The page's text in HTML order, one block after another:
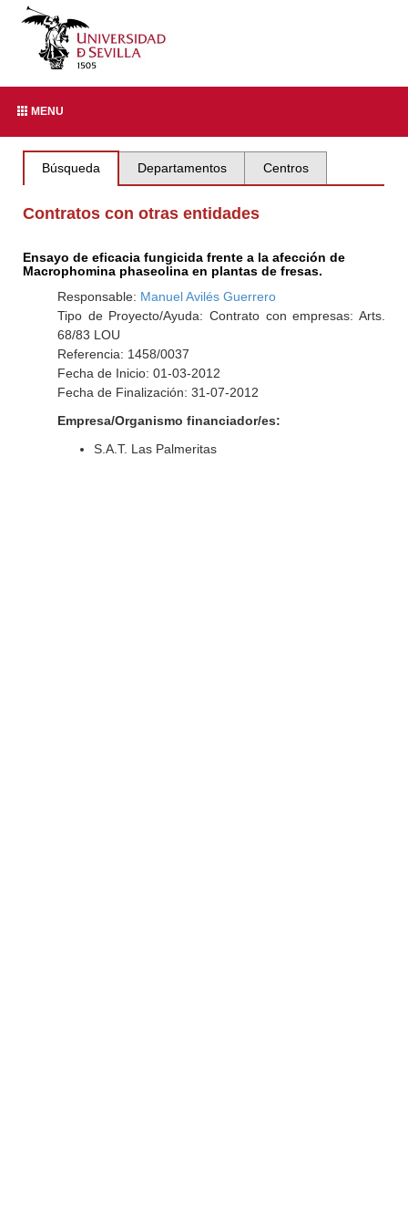
MENU
Búsqueda Departamentos Centros
Contratos con otras entidades
Ensayo de eficacia fungicida frente a la afección de
Macrophomina phaseolina en plantas de fresas.
Responsable: Manuel Avilés Guerrero
Tipo de Proyecto/Ayuda: Contrato con empresas: Arts.
68/83 LOU
Referencia: 1458/0037
Fecha de Inicio: 01-03-2012
Fecha de Finalización: 31-07-2012
Empresa/Organismo financiador/es:
S.A.T. Las Palmeritas